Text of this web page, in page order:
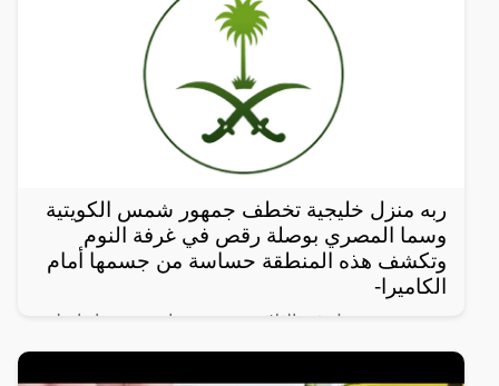
ربه منزل خليجية تخطف جمهور شمس الكويتية
وسما المصري بوصلة رقص في غرفة النوم
وتكشف هذه المنطقة حساسة من جسمها أمام
الكاميرا-
نشرت ربة منزل في الثلاثين من عمرها، عبر حسابها على
التيك توك، مقطع فيديو صادم، ظهرت فيه وهي ترتدي